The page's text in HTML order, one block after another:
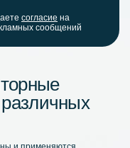
согласие на
сообщений